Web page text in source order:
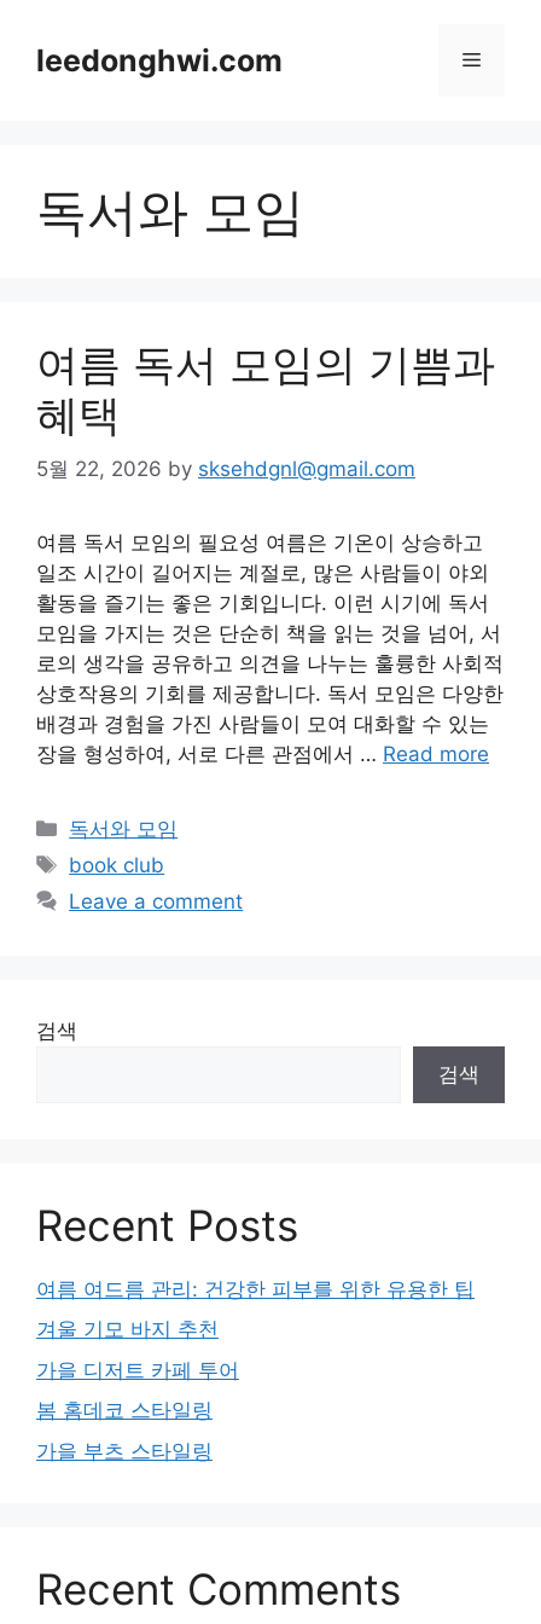
contentleedonghwi.com Menu
독서와 모임
여름 독서 모임의 기쁨과
혜택
5월 22, 2026 by sksehdgnl@gmail.com
여름 독서 모임의 필요성 여름은 기온이 상승하고
일조 시간이 길어지는 계절로, 많은 사람들이 야외
활동을 즐기는 좋은 기회입니다. 이런 시기에 독서
모임을 가지는 것은 단순히 책을 읽는 것을 넘어, 서
로의 생각을 공유하고 의견을 나누는 훌륭한 사회적
상호작용의 기회를 제공합니다. 독서 모임은 다양한
배경과 경험을 가진 사람들이 모여 대화할 수 있는
장을 형성하여, 서로 다른 관점에서 … Read more
Categories
독서와 모임
Tags
book club
Leave a comment
검색
검색
Recent Posts
여름 여드름 관리: 건강한 피부를 위한 유용한 팁
겨울 기모 바지 추천
가을 디저트 카페 투어
봄 홈데코 스타일링
가을 부츠 스타일링
Recent Comments